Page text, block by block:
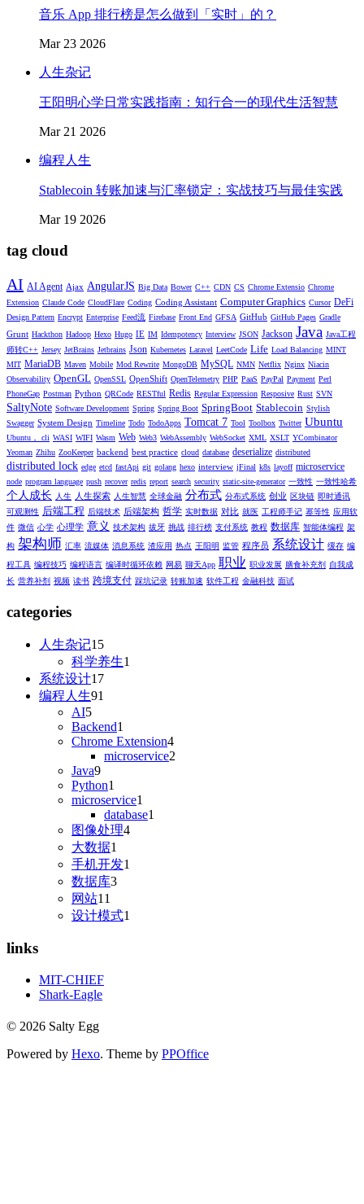
音乐 App 排行榜是怎么做到「实时」的？
Mar 23 2026
人生杂记
王阳明心学日常实践指南：知行合一的现代生活智慧
Mar 21 2026
编程人生
Stablecoin 转账加速与汇率锁定：实战技巧与最佳实践
Mar 19 2026
tag cloud
AI AI Agent Ajax AngularJS Big Data Bower C++ CDN CS Chrome Extensio Chrome
Extension Claude Code CloudFlare Coding Coding Assistant Computer Graphics Cursor DeFi
Design Pattern Encrypt Enterprise Feed流 Firebase Front End GFSA GitHub GitHub Pages Gradle
Grunt Hackthon Hadoop Hexo Hugo IE IM Idempotency Interview JSON Jackson Java Java工程
师转C++ Jersey JetBrains Jetbrains Json Kubernetes Laravel LeetCode Life Load Balancing MINT
MIT MariaDB Maven Mobile Mod Rewrite MongoDB MySQL NMN Netflix Nginx Niacin
Observability OpenGL OpenSSL OpenShift OpenTelemetry PHP PaaS PayPal Payment Perl
PhoneGap Postman Python QRCode RESTful Redis Regular Expression Resposive Rust SVN
SaltyNote Software Development Spring Spring Boot SpringBoot Stablecoin Stylish
Swagger System Design Timeline Todo TodoApps Tomcat 7 Tool Toolbox Twitter Ubuntu
Ubuntu， cli WASI WIFI Wasm Web Web3 WebAssembly WebSocket XML XSLT YCombinator
Yeoman Zhihu ZooKeeper backend best practice cloud database deserialize distributed
distributed lock edge etcd fastApi git golang hexo interview jFinal k8s layoff microservice
node program language push recover redis report search security static-site-generator 一致性 一致性哈希
个人成长 人生 人生探索 人生智慧 全球金融 分布式 分布式系统 创业 区块链 即时通讯
可观测性 后端工程 后端技术 后端架构 哲学 实时数据 对比 就医 工程师手记 幂等性 应用软
件 微信 心学 心理学 意义 技术架构 拔牙 挑战 排行榜 支付系统 教程 数据库 智能体编程 架
构 架构师 汇率 流媒体 消息系统 渣应用 热点 王阳明 监管 程序员 系统设计 缓存 编
程工具 编程技巧 编程语言 编译时循环依赖 网易 聊天App 职业 职业发展 膳食补充剂
自我成
长 营养补剂 视频 读书 跨境支付 踩坑记录 转账加速 软件工程 金融科技 面试
categories
人生杂记15
科学养生1
系统设计17
编程人生91
AI5
Backend1
Chrome Extension4
microservice2
Java9
Python1
microservice1
database1
图像处理4
大数据1
手机开发1
数据库3
网站11
设计模式1
links
MIT-CHIEF
Shark-Eagle
© 2026 Salty Egg
Powered by Hexo. Theme by PPOffice